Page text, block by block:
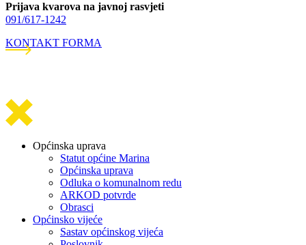
Prijava kvarova na javnoj rasvjeti
091/617-1242
KONTAKT FORMA
Općinska uprava
Statut općine Marina
Općinska uprava
Odluka o komunalnom redu
ARKOD potvrde
Obrasci
Općinsko vijeće
Sastav općinskog vijeća